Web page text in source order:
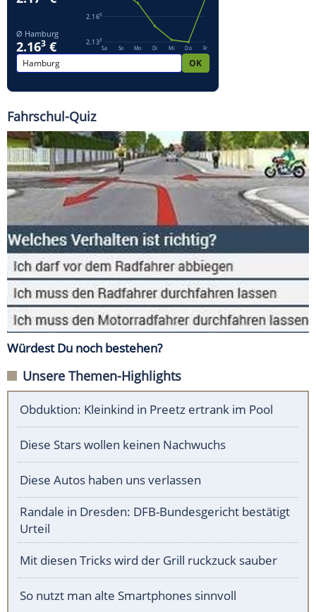
Fahrschul-Quiz
Würdest Du noch bestehen?
Unsere Themen-Highlights
Obduktion: Kleinkind in Preetz ertrank im Pool
Diese Stars wollen keinen Nachwuchs
Diese Autos haben uns verlassen
Randale in Dresden: DFB-Bundesgericht bestätigt
Urteil
Mit diesen Tricks wird der Grill ruckzuck sauber
So nutzt man alte Smartphones sinnvoll